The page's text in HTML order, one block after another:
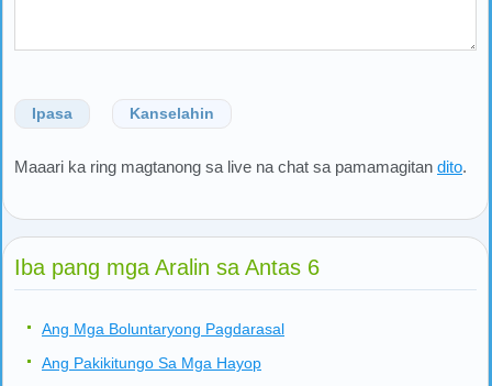
Ipasa Kanselahin
Maaari ka ring magtanong sa live na chat sa pamamagitan dito.
Iba pang mga Aralin sa Antas 6
Ang Mga Boluntaryong Pagdarasal
Ang Pakikitungo Sa Mga Hayop